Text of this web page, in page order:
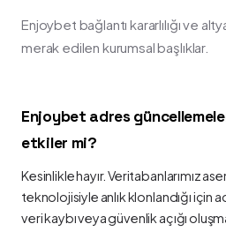
Enjoybet bağlantı kararlılığı ve
merak edilen kurumsal başlıklar.
Enjoybet adres
etkiler mi?
Kesinlikle hayır. Veritabanlarımız
teknolojisiyle anlık klonlandığı için
veri kaybı veya güvenlik açığı